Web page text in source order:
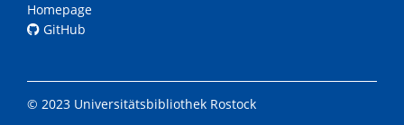
Homepage
GitHub
© 2023 Universitätsbibliothek Rostock